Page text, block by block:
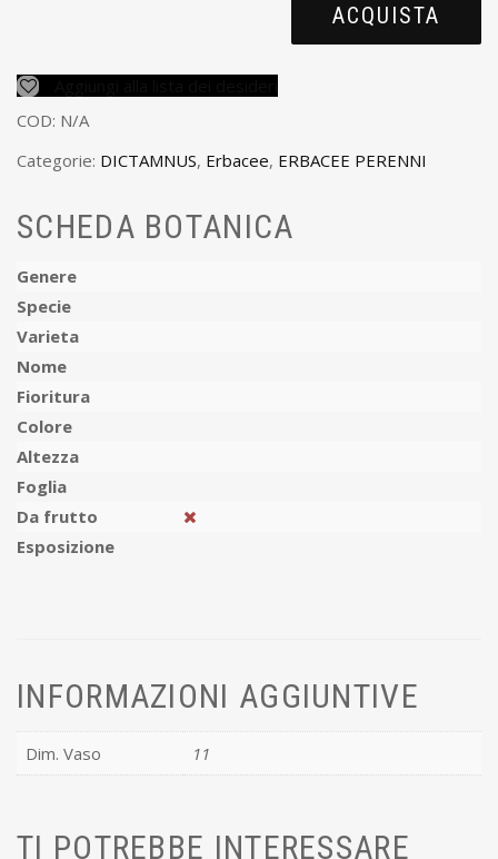
ACQUISTA
COD: N/A
Categorie: DICTAMNUS, Erbacee, ERBACEE PERENNI
SCHEDA BOTANICA
Genere
Specie
Varieta
Nome
Fioritura
Colore
Altezza
Foglia
Da frutto
Esposizione
INFORMAZIONI AGGIUNTIVE
Dim. Vaso 11
TI POTREBBE INTERESSARE